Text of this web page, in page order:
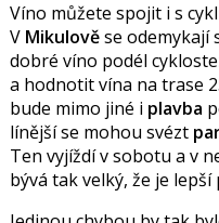
Víno můžete spojit i s
V Mikulověse odemykají
dobré víno podél
a hodnotit vína na trase
bude mimo jiné i plavba
línější se mohou svézt
Ten vyjíždí v sobotu a v
bývá tak velký, že je